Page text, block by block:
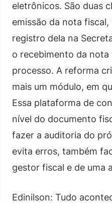
eletrônicos. São duas
emissão da nota
registro dela na
o recebimento da nota
processo. A reforma
mais um módulo, em
Essa plataforma de
nível do documento
fazer a auditoria do
evita erros, também
gestor fiscal e de uma
Edinilson: Tudo